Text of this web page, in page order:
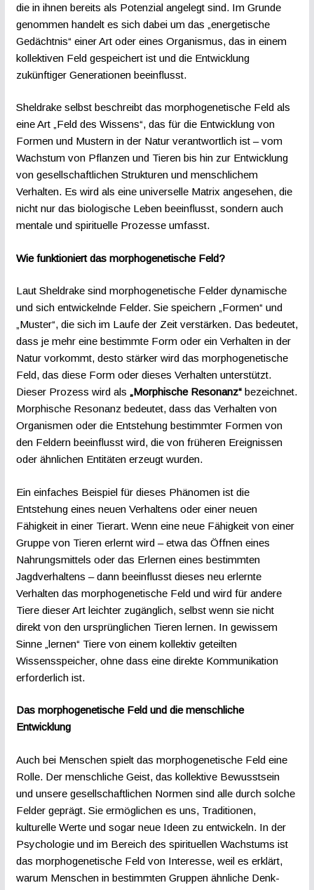
die in ihnen bereits als Potenzial angelegt sind. Im Grunde
genommen handelt es sich dabei um das „energetische
Gedächtnis“ einer Art oder eines Organismus, das in einem
kollektiven Feld gespeichert ist und die Entwicklung
zukünftiger Generationen beeinflusst.
Sheldrake selbst beschreibt das morphogenetische Feld als
eine Art „Feld des Wissens“, das für die Entwicklung von
Formen und Mustern in der Natur verantwortlich ist – vom
Wachstum von Pflanzen und Tieren bis hin zur Entwicklung
von gesellschaftlichen Strukturen und menschlichem
Verhalten. Es wird als eine universelle Matrix angesehen, die
nicht nur das biologische Leben beeinflusst, sondern auch
mentale und spirituelle Prozesse umfasst.
Wie funktioniert das morphogenetische Feld?
Laut Sheldrake sind morphogenetische Felder dynamische
und sich entwickelnde Felder. Sie speichern „Formen“ und
„Muster“, die sich im Laufe der Zeit verstärken. Das bedeutet,
dass je mehr eine bestimmte Form oder ein Verhalten in der
Natur vorkommt, desto stärker wird das morphogenetische
Feld, das diese Form oder dieses Verhalten unterstützt.
Dieser Prozess wird als „Morphische Resonanz“bezeichnet.
Morphische Resonanz bedeutet, dass das Verhalten von
Organismen oder die Entstehung bestimmter Formen von
den Feldern beeinflusst wird, die von früheren Ereignissen
oder ähnlichen Entitäten erzeugt wurden.
Ein einfaches Beispiel für dieses Phänomen ist die
Entstehung eines neuen Verhaltens oder einer neuen
Fähigkeit in einer Tierart. Wenn eine neue Fähigkeit von einer
Gruppe von Tieren erlernt wird – etwa das Öffnen eines
Nahrungsmittels oder das Erlernen eines bestimmten
Jagdverhaltens – dann beeinflusst dieses neu erlernte
Verhalten das morphogenetische Feld und wird für andere
Tiere dieser Art leichter zugänglich, selbst wenn sie nicht
direkt von den ursprünglichen Tieren lernen. In gewissem
Sinne „lernen“ Tiere von einem kollektiv geteilten
Wissensspeicher, ohne dass eine direkte Kommunikation
erforderlich ist.
Das morphogenetische Feld und die menschliche
Entwicklung
Auch bei Menschen spielt das morphogenetische Feld eine
Rolle. Der menschliche Geist, das kollektive Bewusstsein
und unsere gesellschaftlichen Normen sind alle durch solche
Felder geprägt. Sie ermöglichen es uns, Traditionen,
kulturelle Werte und sogar neue Ideen zu entwickeln. In der
Psychologie und im Bereich des spirituellen Wachstums ist
das morphogenetische Feld von Interesse, weil es erklärt,
warum Menschen in bestimmten Gruppen ähnliche Denk-